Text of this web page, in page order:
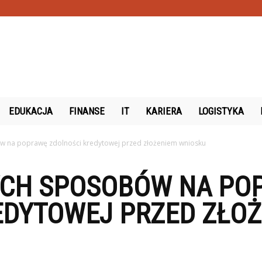
EDUKACJA FINANSE IT KARIERA LOGISTYKA
na poprawę zdolności kredytowej przed złożeniem wniosku
SPOSOBÓW NA
PRZED